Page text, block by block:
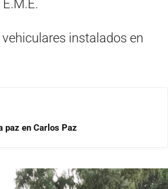
instalados en
paz en Carlos Paz